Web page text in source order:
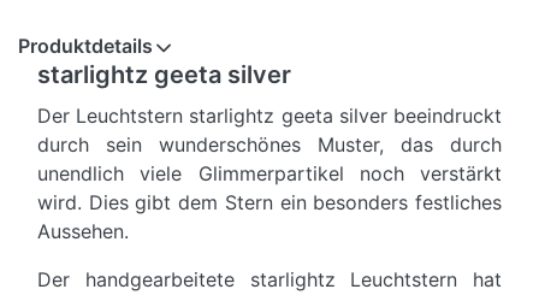
Produktdetails
starlightz geeta silver
Der Leuchtstern starlightz geeta silver beeindruckt
durch sein wunderschönes Muster, das durch
unendlich viele Glimmerpartikel noch verstärkt
wird. Dies gibt dem Stern ein besonders festliches
Aussehen.
Der handgearbeitete starlightz Leuchtstern hat